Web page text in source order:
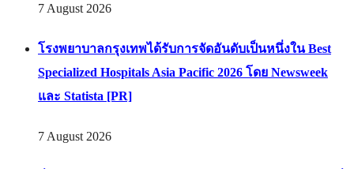
7 August 2026
โรงพยาบาลกรุงเทพได้รับการจัดอันดับเป็นหนึ่งใน Best
Specialized Hospitals Asia Pacific 2026 โดย Newsweek
และ Statista [PR]
7 August 2026